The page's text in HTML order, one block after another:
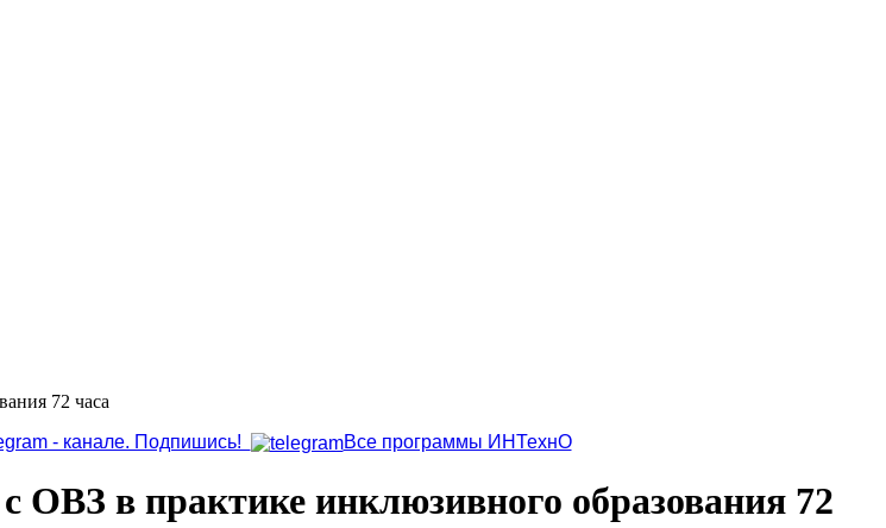
72 часа
- канале. Подпишись!
Все программы ИНТехнО
в практике инклюзивного образования 72